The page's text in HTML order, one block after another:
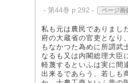
- 第44巻 p.292 - ページ画
私も元は農民でありまし
府の大蔵省の官吏となり
もなかつた為めに所謂武
なるも又は内閣総理大臣
軽蔑するといふは実に間
出来るであらう、若しも